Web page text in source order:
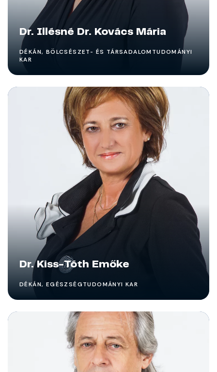
Dr. Illésné Dr. Kovács Mária
DÉKÁN, BÖLCSÉSZET- ÉS TÁRSADALOMTUDOMÁNYI
KAR
Dr. Kiss-Tóth Emőke
DÉKÁN, EGÉSZSÉGTUDOMÁNYI KAR